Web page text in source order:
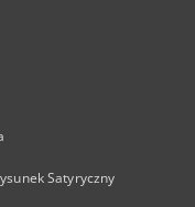
Satyryczny